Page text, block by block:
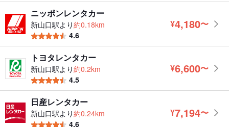
ニッポンレンタカー
新山口駅より約0.18km
4.6
¥4,180 円
〜
トヨタレンタカー
新山口駅より約0.2km
4.5
¥6,600 円
〜
日産レンタカー
新山口駅より約0.24km
4.6
¥7,194 円
〜